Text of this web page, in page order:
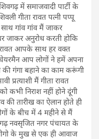
में समाजवादी पार्टी के
गीता रावत पत्नी पप्पू
साथ गांव गांव मैं जाकर
जाकर अनुरोध करती होकि
आपके साथ हर वक्त
आप लोगों ने हमें अपना
की गंगा बहाने का काम करूंगी
प्रत्याशी मैं गीता रावत
कभी निराश नहीं होने दूंगी
की तारीख का ऐलान होते ही
के बीच में 4 महीने से मैं
नवसृजित नगर पंचायत के
लोगो के मुख से एक ही आवाज